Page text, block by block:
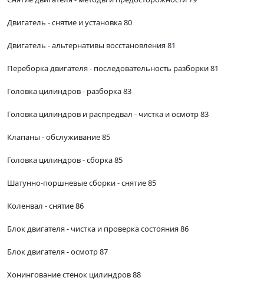
Двигатель - снятие и установка 80
Двигатель - альтернативы восстановления 81
Переборка двигателя - последовательность разборки 81
Головка цилиндров - разборка 83
Головка цилиндров и распредвал - чистка и осмотр 83
Клапаны - обслуживание 85
Головка цилиндров - сборка 85
Шатунно-поршневые сборки - снятие 85
Коленвал - снятие 86
Блок двигателя - чистка и проверка состояния 86
Блок двигателя - осмотр 87
Хонингование стенок цилиндров 88